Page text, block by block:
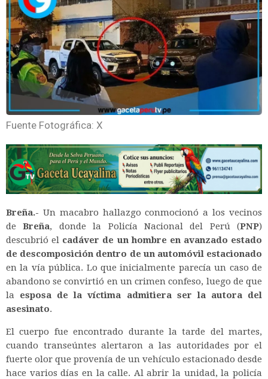
Fuente Fotográfica: X
Breña.- Un macabro hallazgo conmocionó a los vecinos
deBreña, donde la Policía Nacional del Perú (PNP)
descubrió el cadáver de un hombre en avanzado estado
de descomposición dentro de un automóvil estacionado
en la vía pública. Lo que inicialmente parecía un caso de
abandono se convirtió en un crimen confeso, luego de que
la esposa de la víctima admitiera ser la autora del
asesinato.
El cuerpo fue encontrado durante la tarde del martes,
cuando transeúntes alertaron a las autoridades por el
fuerte olor que provenía de un vehículo estacionado desde
hace varios días en la calle. Al abrir la unidad, la policía